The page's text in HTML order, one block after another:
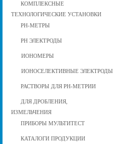
КОМПЛЕКСНЫЕ
ТЕХНОЛОГИЧЕСКИЕ УСТАНОВКИ
РН-МЕТРЫ
РН ЭЛЕКТРОДЫ
ИОНОМЕРЫ
ИОНОСЕЛЕКТИВНЫЕ ЭЛЕКТРОДЫ
РАСТВОРЫ ДЛЯ РН-МЕТРИИ
ДЛЯ ДРОБЛЕНИЯ,
ИЗМЕЛЬЧЕНИЯ
ПРИБОРЫ МУЛЬТИТЕСТ
КАТАЛОГИ ПРОДУКЦИИ